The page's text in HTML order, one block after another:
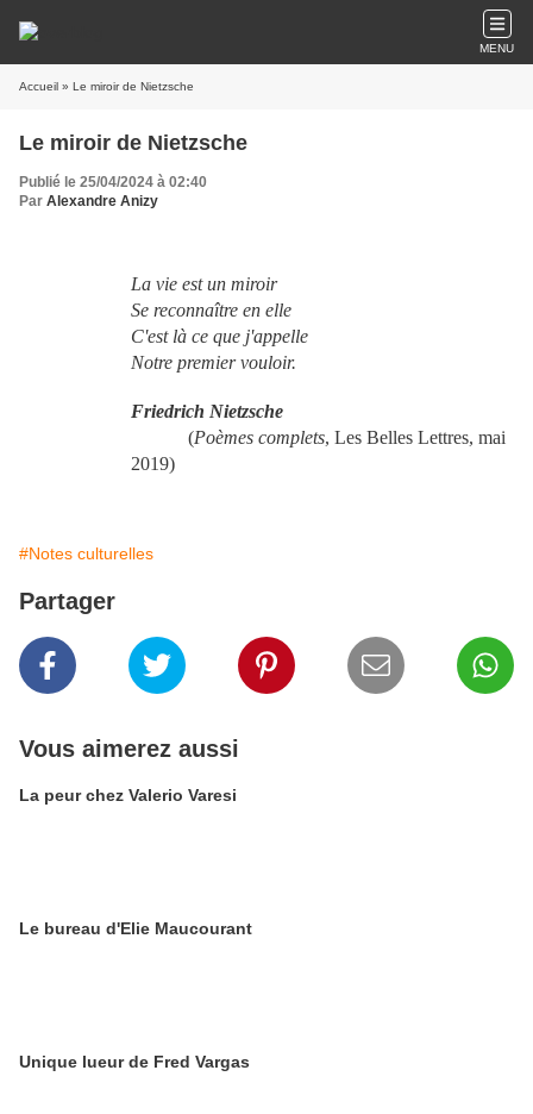
MENU
Accueil » Le miroir de Nietzsche
Le miroir de Nietzsche
Publié le 25/04/2024 à 02:40
Par Alexandre Anizy
La vie est un miroir
Se reconnaître en elle
C'est là ce que j'appelle
Notre premier vouloir.
Friedrich Nietzsche
(Poèmes complets, Les Belles Lettres, mai
2019)
#Notes culturelles
Partager
Vous aimerez aussi
La peur chez Valerio Varesi
Le bureau d'Elie Maucourant
Unique lueur de Fred Vargas